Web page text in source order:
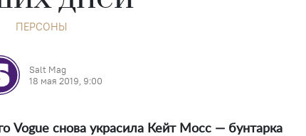
ПЕРСОНЫ
Salt Mag
18 мая 2019, 9:00
Vogue снова украсила Кейт Мосс — бунтарка